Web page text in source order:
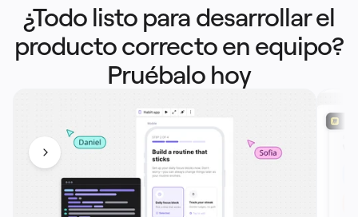
¿Todo listo para desarrollar el
producto correcto en equipo?
Pruébalo hoy